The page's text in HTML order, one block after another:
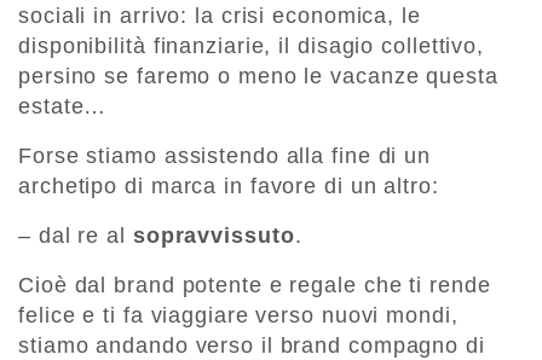
sociali in arrivo: la crisi economica, le
disponibilità finanziarie, il disagio collettivo,
persino se faremo o meno le vacanze questa
estate…
Forse stiamo assistendo alla fine di un
archetipo di marca in favore di un altro:
– dal re al sopravvissuto.
Cioè dal brand potente e regale che ti rende
felice e ti fa viaggiare verso nuovi mondi,
stiamo andando verso il brand compagno di